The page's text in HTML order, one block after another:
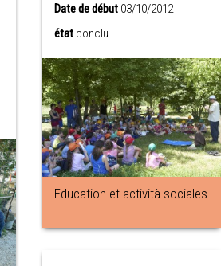
Date de début03/10/2012
état conclu
Education et actività sociales